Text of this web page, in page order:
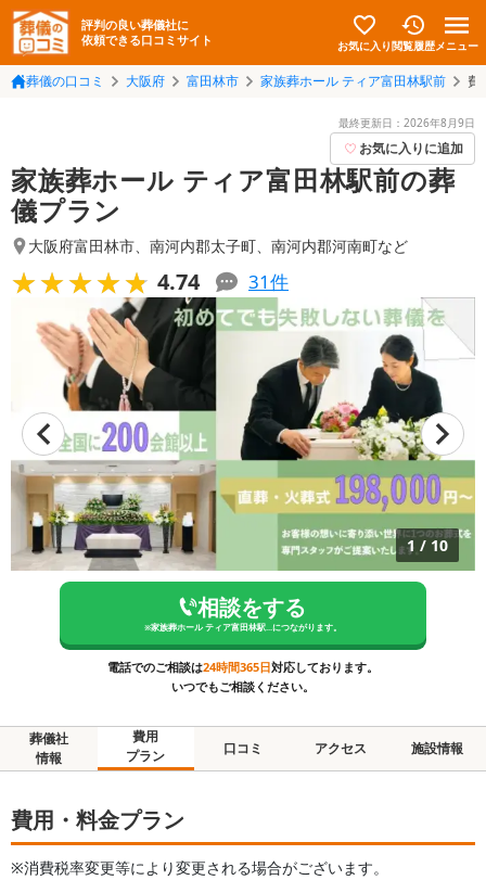
評判の良い葬儀社に
依頼できる口コミサイト
お気に入り閲覧履歴メニュー
葬儀の口コミ 大阪府 富田林市 家族葬ホール ティア富田林駅前 費
最終更新日： 2026年8月9日
お気に入りに追加
家族葬ホール ティア富田林駅前の葬
儀プラン
大阪府富田林市、 南河内郡太子町、 南河内郡河南町など
★★★★★
★★★★★ 4.74 31件
1 / 10
相談をする
※家族葬ホール ティア富田林駅...につながります。
電話でのご相談は24時間365日対応しております。
いつでもご相談ください。
葬儀社
情報
費用
プラン
口コミ アクセス 施設情報
費用・料金プラン
※消費税率変更等により変更される場合がございます。